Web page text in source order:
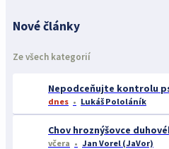
Nové články
Ze všech kategorií
Nepodceňujte kontrolu
dnes Lukáš Pololáník
Chov hroznýšovce
včera Jan Vorel (JaVor)